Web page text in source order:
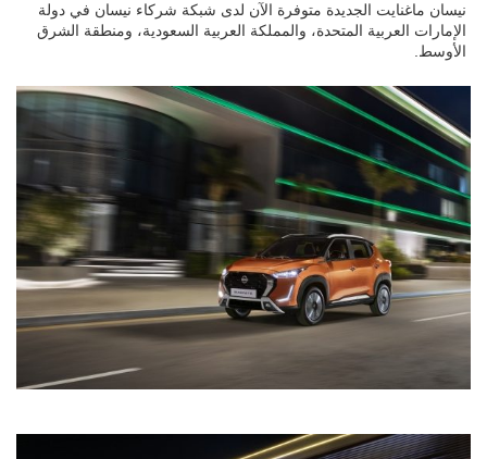
نيسان ماغنايت الجديدة متوفرة الآن لدى شبكة شركاء نيسان في دولة
الإمارات العربية المتحدة، والمملكة العربية السعودية، ومنطقة الشرق
الأوسط.